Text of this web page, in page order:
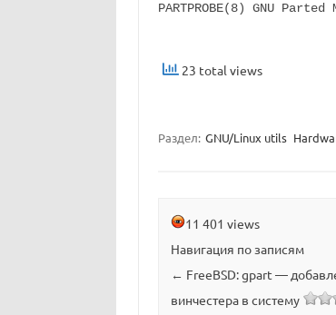
PARTPROBE(8) GNU Parted
23 total views
Раздел: GNU/Linux utils
11 401 views
Навигация по записям
← FreeBSD: gpart —
винчестера в систему